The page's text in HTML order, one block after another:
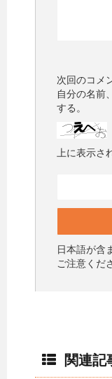
次回のコメ
自分の名前
する。
上に表示さ
日本語が含
ご注意くだ
関連記